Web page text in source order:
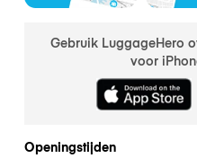
Gebruik LuggageHero
voor
Openingstijden